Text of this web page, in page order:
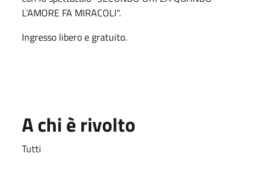
L’AMORE FA MIRACOLI".
Ingresso libero e gratuito.
A chi è rivolto
Tutti